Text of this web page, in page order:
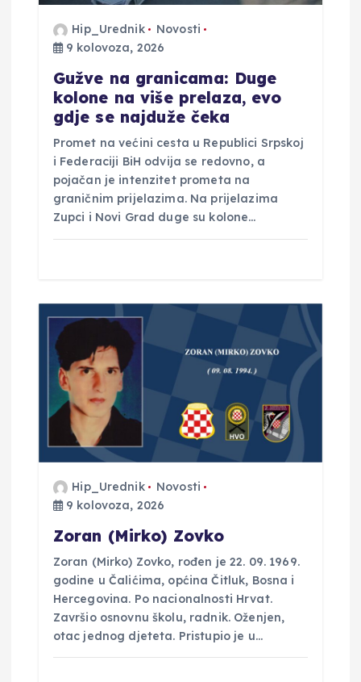
v
Hip_Urednik
Novosti
9 kolovoza, 2026
Gužve na granicama: Duge
kolone na više prelaza, evo
gdje se najduže čeka
Promet na većini cesta u Republici Srpskoj
i Federaciji BiH odvija se redovno, a
pojačan je intenzitet prometa na
graničnim prijelazima. Na prijelazima
Zupci i Novi Grad duge su kolone…
Hip_Urednik
Novosti
9 kolovoza, 2026
Zoran (Mirko) Zovko
Zoran (Mirko) Zovko, rođen je 22. 09. 1969.
godine u Čalićima, općina Čitluk, Bosna i
Hercegovina. Po nacionalnosti Hrvat.
Završio osnovnu školu, radnik. Oženjen,
otac jednog djeteta. Pristupio je u…